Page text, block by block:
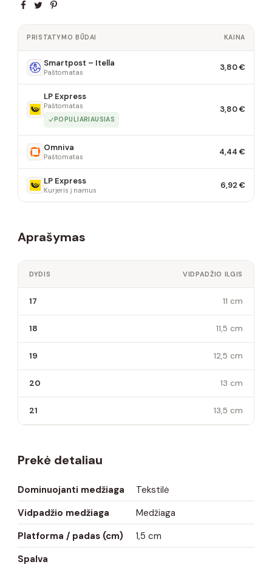
PRISTATYMO BŪDAI KAINA
Smartpost – Itella
Paštomatas 3,80 €
LP Express
Paštomatas
POPULIARIAUSIAS
3,80 €
Omniva
Paštomatas 4,44 €
LP Express
Kurjeris į namus 6,92 €
Aprašymas
DYDIS VIDPADŽIO ILGIS
17 11 cm
18 11,5 cm
19 12,5 cm
20 13 cm
21 13,5 cm
Prekė detaliau
Dominuojanti medžiaga
Tekstilė
Vidpadžio medžiaga
Medžiaga
Platforma / padas (cm)
1,5 cm
Spalva